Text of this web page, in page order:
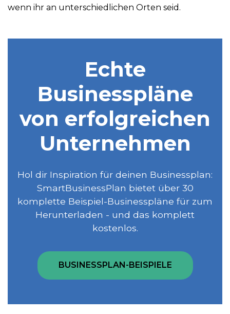
wenn ihr an unterschiedlichen Orten seid.
Echte
Businesspläne
von erfolgreichen
Unternehmen
Hol dir Inspiration für deinen Businessplan:
SmartBusinessPlan bietet über 30
komplette Beispiel-Businesspläne für zum
Herunterladen - und das komplett
kostenlos.
BUSINESSPLAN-BEISPIELE